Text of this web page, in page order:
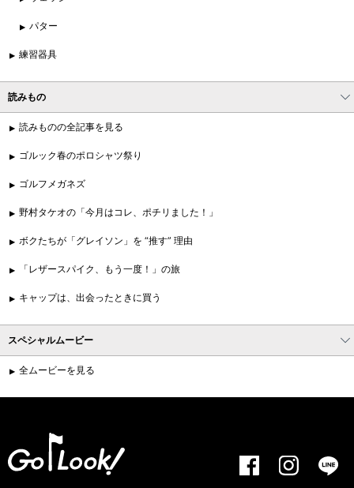
パター
練習器具
読みもの
読みものの全記事を見る
ゴルック春のポロシャツ祭り
ゴルフメガネズ
野村タケオの「今月はコレ、ポチリました！」
ボクたちが「グレイソン」を “推す” 理由
「レザースパイク、もう一度！」の旅
キャップは、出会ったときに買う
スペシャルムービー
全ムービーを見る